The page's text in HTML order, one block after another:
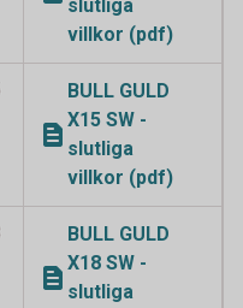
slutliga
villkor (pdf)
BULL GULD
X15 SW -
slutliga
villkor (pdf)
BULL GULD
X18 SW -
slutliga